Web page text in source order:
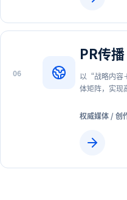
06
PR传播
以“战略内容
体矩阵，实现
权威媒体 / 创